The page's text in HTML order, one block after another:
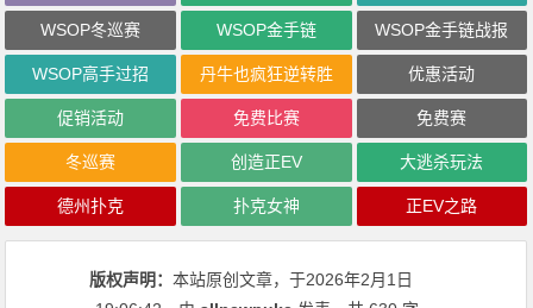
WSOP冬巡赛 WSOP金手链 WSOP金手链战报
WSOP高手过招 丹牛也疯狂逆转胜 优惠活动
促销活动 免费比赛 免费赛
冬巡赛 创造正EV 大逃杀玩法
德州扑克 扑克女神 正EV之路
版权声明：本站原创文章，于2026年2月1日